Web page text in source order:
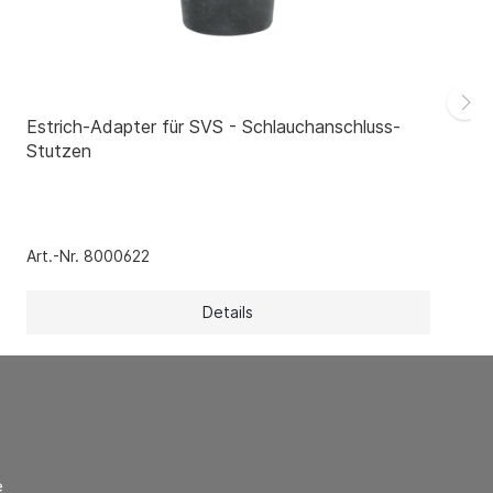
Estrich-Adapter für SVS - Schlauchanschluss-
Stutzen
Art.-Nr. 8000622
Details